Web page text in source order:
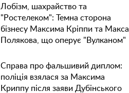
Лобізм, шахрайство та
"Ростелеком": Темна сторона
бізнесу Максима Кріппи та Макса
Полякова, що оперує "Вулканом"
Справа про фальшивий диплом:
поліція взялася за Максима
Криппу після заяви Дубінського